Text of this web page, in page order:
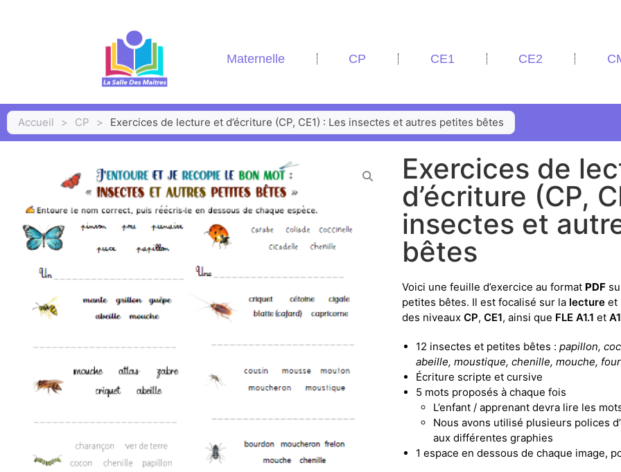
Maternelle CP CE1 CE2
Accueil > CP > Exercices de lecture et d’écriture (CP, CE1) : Les insectes et autres petites bêtes
Exercices de
d’écriture (CP,
insectes et
bêtes
Voici une feuille d’exercice au format PDF
petites bêtes. Il est focalisé sur la lecture et
des niveaux CP, CE1, ainsi que FLE A1.1 et A1
12 insectes et petites bêtes : papillon,
abeille, moustique, chenille, mouche,
Écriture scripte et cursive
5 mots proposés à chaque fois
L’enfant / apprenant devra lire les
Nous avons utilisé plusieurs polices
aux différentes graphies
1 espace en dessous de chaque image,